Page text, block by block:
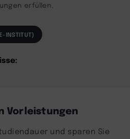
erfüllen.
INSTITUT)
Vorleistungen
und sparen Sie